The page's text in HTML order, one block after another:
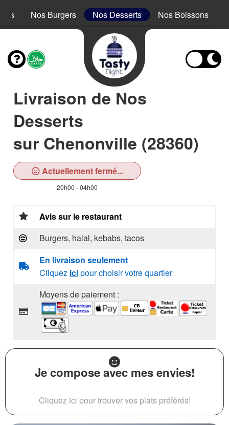
Nos Burgers Nos Desserts Nos Boissons
Livraison de Nos
Desserts
sur Chenonville (28360)
Actuellement fermé...
20h00 - 04h00
Avis sur le restaurant
Burgers, halal, kebabs, tacos
En livraison seulement
Cliquez icipour choisir votre quartier
Moyens de paiement :
Je compose avec mes envies!
Cliquez ici pour trouver vos plats préférés!